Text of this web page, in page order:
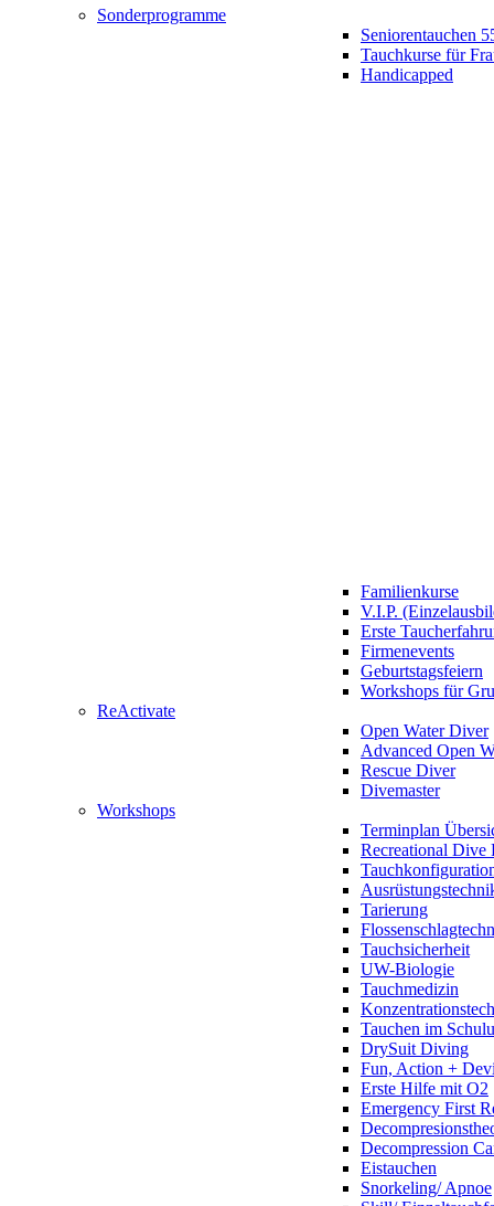
Sonderprogramme
Seniorentauchen
Tauchkurse für
Handicapped
Familienkurse
V.I.P.
Erste
Firmenevents
Geburtstagsfeiern
Workshops für
ReActivate
Open Water Diver
Advanced Open
Rescue Diver
Divemaster
Workshops
Terminplan
Recreational Dive
Tarierung
Tauchsicherheit
UW-Biologie
Tauchmedizin
Tauchen im
DrySuit Diving
Fun, Action +
Erste Hilfe mit O2
Emergency First
Decompression
Eistauchen
Snorkeling/ Apnoe